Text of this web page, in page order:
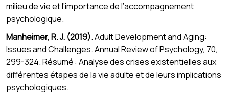
milieu de vie et l’importance de l’accompagnement
psychologique.
Manheimer, R. J. (2019).Adult Development and Aging:
Issues and Challenges. Annual Review of Psychology, 70,
299-324. Résumé : Analyse des crises existentielles aux
différentes étapes de la vie adulte et de leurs implications
psychologiques.